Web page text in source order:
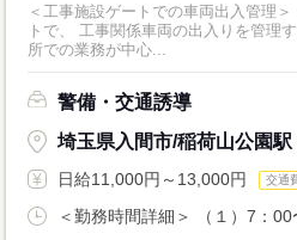
＜工事施設ゲートでの車両出入管理
トで、 工事関係車両の出入りを管理するお仕
所での業務が中心...
警備・交通誘導
埼玉県入間市/稲荷山公園駅
日給11,000円～13,000円 交通
＜勤務時間詳細＞ （１）7：00